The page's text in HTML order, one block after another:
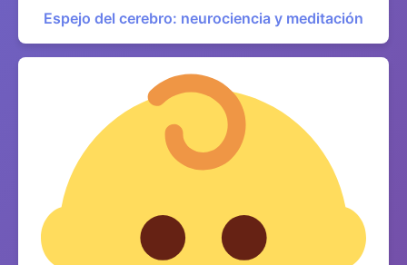
Espejo del cerebro: neurociencia y meditación